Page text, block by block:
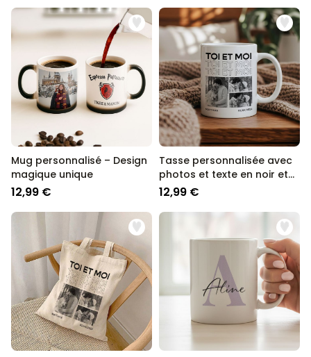
Mug personnalisé – Design
magique unique
12,99 €
Tasse personnalisée avec
photos et texte en noir et
blanc
12,99 €